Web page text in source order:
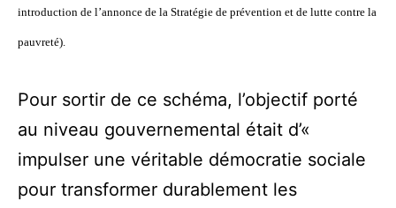
introduction de l’annonce de la Stratégie de prévention et de lutte contre la
pauvreté).
Pour sortir de ce schéma, l’objectif porté
au niveau gouvernemental était d’«
impulser une véritable démocratie sociale
pour transformer durablement les